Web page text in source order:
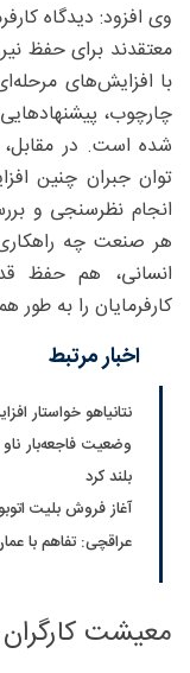
وی افزود: دیدگاه
معتقدند برای حفظ
با افزایش‌های
چارچوب،
شده است. در مقابل،
توان جبران چنین
انجام نظرسنجی و
هر صنعت چه
انسانی، هم حفظ
کارفرمایان را به طور
اخبار مرتبط
نتانیاهو خواستار افزایش ۱۴ میلیارد دلاری بودجه نظامی
وضعیت فاجعه‌بار ناو
بلند کرد
آغاز فروش بلیت
عراقچی: تفاهم با
معیشت